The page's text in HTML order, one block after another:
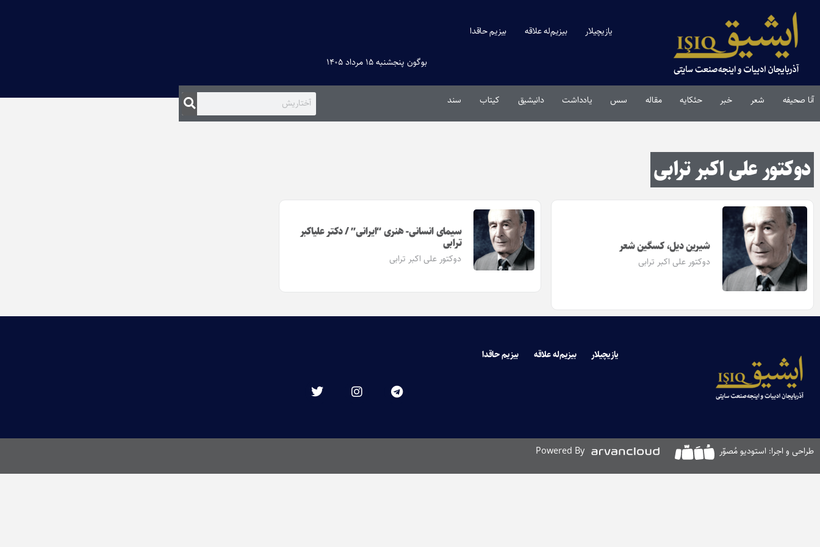
یازیچیلار بیزیم‌له علاقه بیزیم حاقدا
بوگون پنجشنبه ۱۵ مرداد ۱۴۰۵
آنا صحیفه شعر خبر حئکایه مقاله‌ سس یادداشت دانیشیق کیتاب سند
دوکتور علی اکبر ترابی
شیرین دیل، کسگین شعر
دوکتور علی اکبر ترابی
سیمای انسانی- هنری “ایرانی” / دکتر علی‎اکبر
ترابی
دوکتور علی اکبر ترابی
یازیچیلار بیزیم‌له علاقه بیزیم حاقدا
طراحی و اجرا: استودیو مُصوّر Powered By